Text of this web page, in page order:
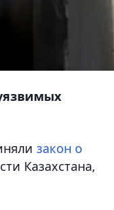
закон о
Казахстана,